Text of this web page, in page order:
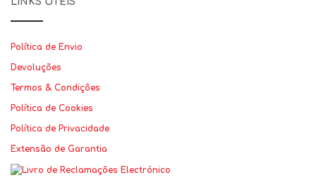
Política de Envio
Devoluções
Termos & Condições
Política de Cookies
Política de Privacidade
Extensão de Garantia